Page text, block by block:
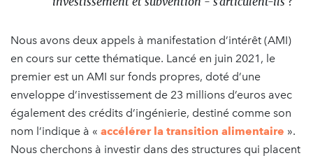
Nous avons deux appels à manifestation d’intérêt (AMI)
en cours sur cette thématique. Lancé en juin 2021, le
premier est un AMI sur fonds propres, doté d’une
enveloppe d’investissement de 23 millions d’euros avec
également des crédits d’ingénierie, destiné comme son
nom l’indique à « accélérer la transition alimentaire ».
Nous cherchons à investir dans des structures qui placent